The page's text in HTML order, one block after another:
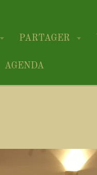
PARTAGER
AGENDA